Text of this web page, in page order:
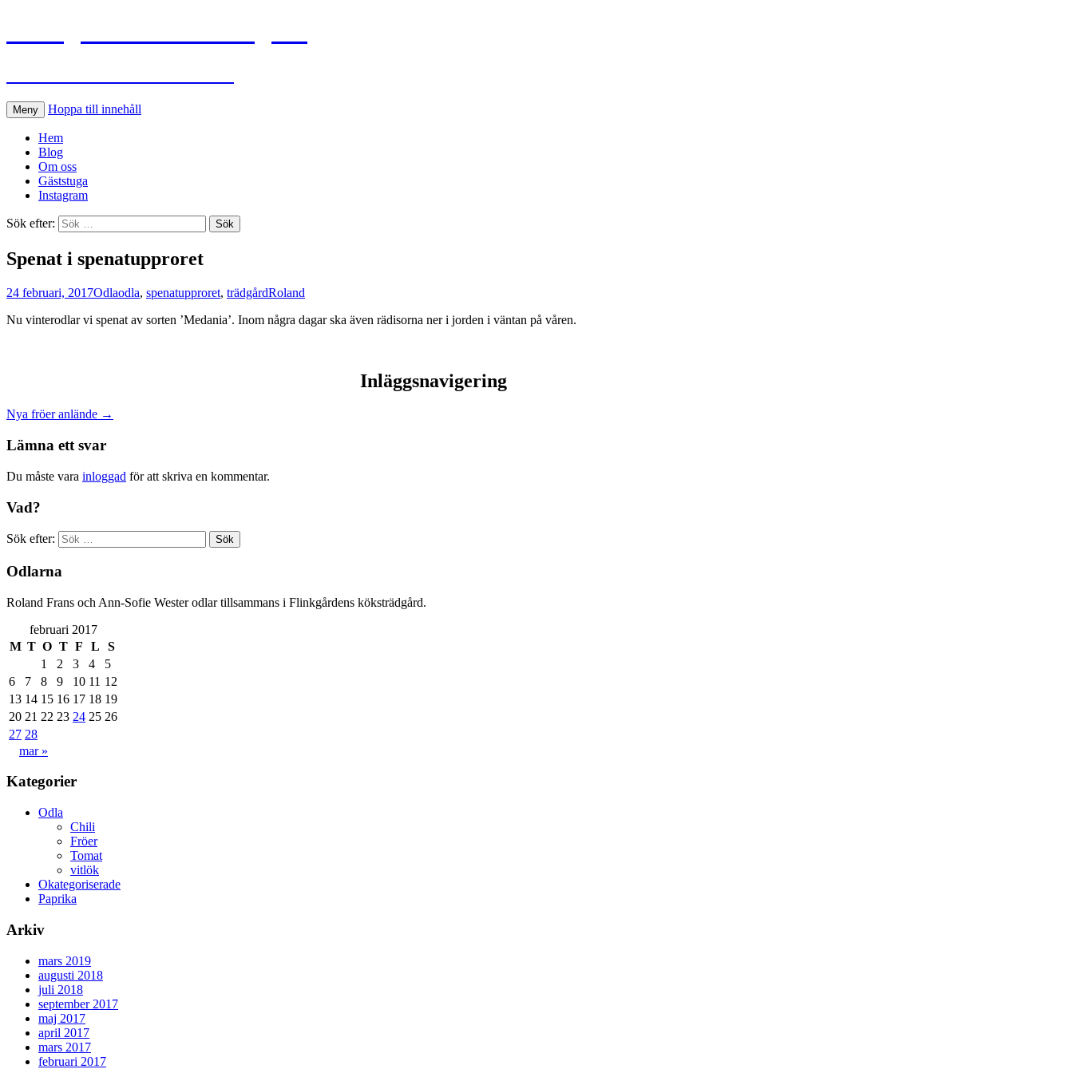
Meny Hoppa till innehåll
Hem
Blog
Om oss
Gäststuga
Instagram
Sök efter:
Spenat i spenatupproret
24 februari, 2017Odlaodla, spenatupproret, trädgårdRoland
Nu vinterodlar vi spenat av sorten ’Medania’. Inom några dagar ska även rädisorna ner i jorden i väntan på våren.
Inläggsnavigering
Nya fröer anlände →
Lämna ett svar
Du måste vara inloggad för att skriva en kommentar.
Vad?
Sök efter:
Odlarna
Roland Frans och Ann-Sofie Wester odlar tillsammans i Flinkgårdens köksträdgård.
februari 2017
M T O T F L
S
1
2 3 4
5
6
7 8 9 10 11 12
13 14 15 16 17 18 19
20 21 22 23 24 25 26
27 28
mar »
Kategorier
Odla
Chili
Fröer
Tomat
vitlök
Okategoriserade
Paprika
Arkiv
mars 2019
augusti 2018
juli 2018
september 2017
maj 2017
april 2017
mars 2017
februari 2017